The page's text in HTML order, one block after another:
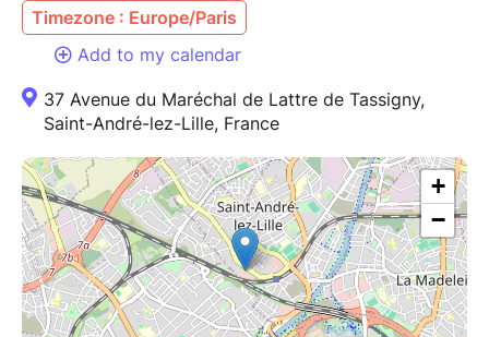
Timezone : Europe/Paris
Add to my calendar
37 Avenue du Maréchal de Lattre de Tassigny,
Saint-André-lez-Lille, France
+
−